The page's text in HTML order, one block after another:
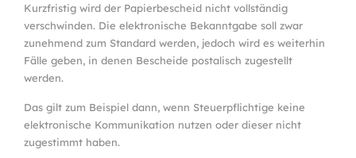
Kurzfristig wird der Papierbescheid nicht vollständig
verschwinden. Die elektronische Bekanntgabe soll zwar
zunehmend zum Standard werden, jedoch wird es weiterhin
Fälle geben, in denen Bescheide postalisch zugestellt
werden.
Das gilt zum Beispiel dann, wenn Steuerpflichtige keine
elektronische Kommunikation nutzen oder dieser nicht
zugestimmt haben.